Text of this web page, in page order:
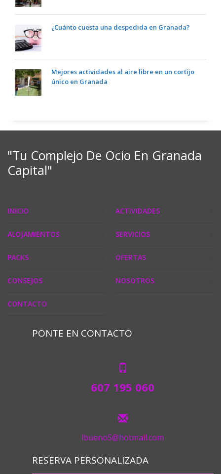
¿Cuánto cuesta una despedida en Granada?
Mejores actividades al aire libre en un cortijo
único en Granada
"Tu Complejo De Ocio En Granada
Capital"
INICIO ACTIVIDADES
ALOJAMIENTOS SERVICIOS
PACKS OFERTAS
CONSEJOS NOSOTROS
CONTACTO
PONTE EN CONTACTO
607 195 060
lbueno5@hotmail.com
RESERVA PERSONALIZADA